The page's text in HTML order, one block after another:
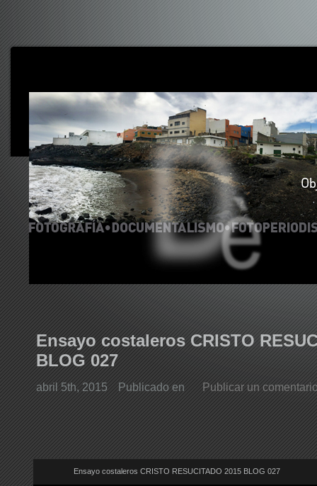
Ensayo costaleros CRISTO
BLOG 027
abril 5th, 2015 Publicado en Publicar un
Ensayo costaleros CRISTO RESUCITADO 2015 BLOG 027